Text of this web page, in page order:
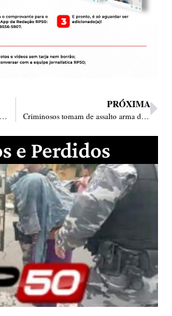
Equatorial Piauí alerta para os riscos de pipas próximas a rede elétrica
PRÓXIMA
Criminosos tomam de assalto arma de policial civil no bairro Cristo Rei em Teresina
e Perdidos